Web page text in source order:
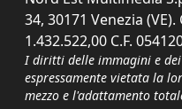
34, 30171 Venezia (VE).
1.432.522,00 C.F.
I diritti delle immagini e
espressamente vietata la
mezzo e l'adattamento